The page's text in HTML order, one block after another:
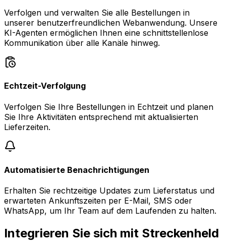
Verfolgen und verwalten Sie alle Bestellungen in
unserer benutzerfreundlichen Webanwendung. Unsere
KI-Agenten ermöglichen Ihnen eine schnittstellenlose
Kommunikation über alle Kanäle hinweg.
Echtzeit-Verfolgung
Verfolgen Sie Ihre Bestellungen in Echtzeit und planen
Sie Ihre Aktivitäten entsprechend mit aktualisierten
Lieferzeiten.
Automatisierte Benachrichtigungen
Erhalten Sie rechtzeitige Updates zum Lieferstatus und
erwarteten Ankunftszeiten per E-Mail, SMS oder
WhatsApp, um Ihr Team auf dem Laufenden zu halten.
Integrieren Sie sich mit Streckenheld